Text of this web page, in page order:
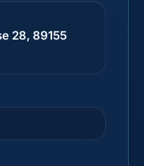
28, 89155